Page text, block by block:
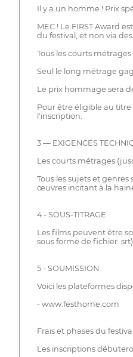
Il y a un homme ! Prix
MEC ! Le FIRST Award
du festival, et non via
Tous les courts
Seul le long métrage
Le prix hommage sera
Pour être éligible au
l'inscription.
3 — EXIGENCES
Les courts métrages
Tous les sujets et
œuvres incitant à la
4 - SOUS-TITRAGE
Les films peuvent être
sous forme de fichier
5 - SOUMISSION
Voici les plateformes
- www.festhome.com
Frais et phases du
Les inscriptions